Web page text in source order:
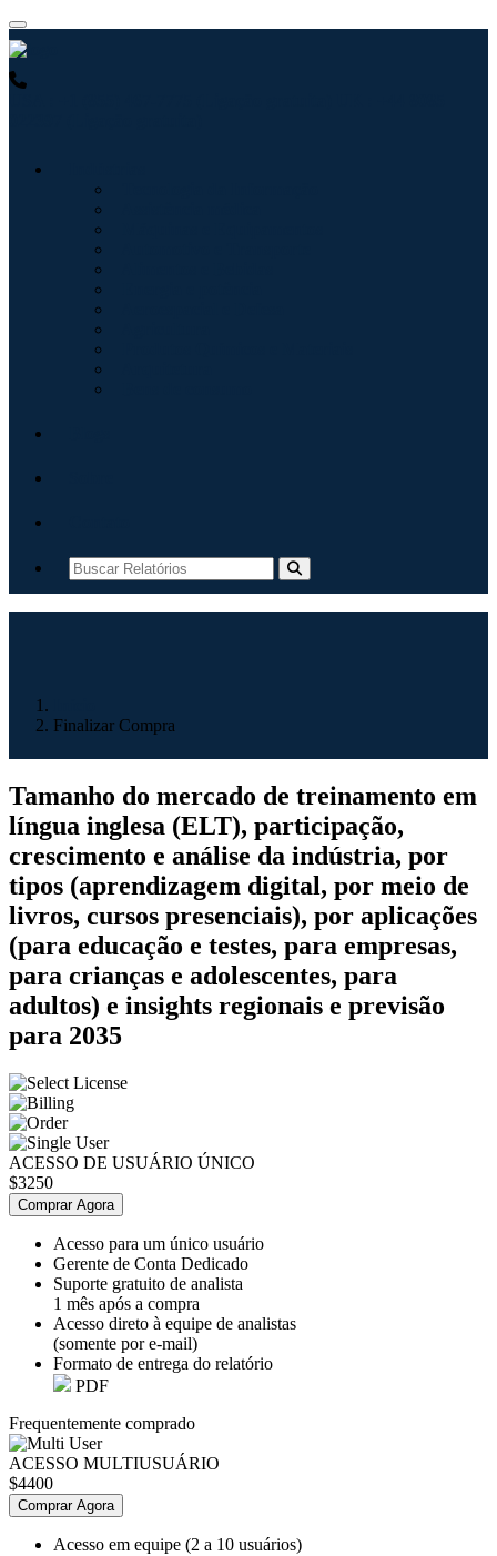
Finalizar Compra
Tamanho do mercado de treinamento em
língua inglesa (ELT), participação,
crescimento e análise da indústria, por
tipos (aprendizagem digital, por meio de
livros, cursos presenciais), por aplicações
(para educação e testes, para empresas,
para crianças e adolescentes, para
adultos) e insights regionais e previsão
para 2035
ACESSO DE USUÁRIO ÚNICO
$3250
Comprar Agora
Acesso para um único usuário
Gerente de Conta Dedicado
Suporte gratuito de analista
1 mês após a compra
Acesso direto à equipe de analistas
(somente por e-mail)
Formato de entrega do relatório
PDF
Frequentemente comprado
ACESSO MULTIUSUÁRIO
$4400
Comprar Agora
Acesso em equipe (2 a 10 usuários)